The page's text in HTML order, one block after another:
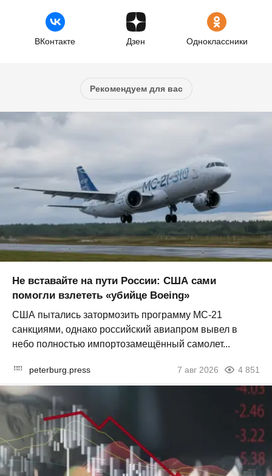
ВКонтакте Дзен Одноклассники
Рекомендуем для вас
Не вставайте на пути России: США сами
помогли взлететь «убийце Boeing»
США пытались затормозить программу МС-21
санкциями, однако российский авиапром вывел в
небо полностью импортозамещённый самолет...
peterburg.press 7 авг 2026 4 851